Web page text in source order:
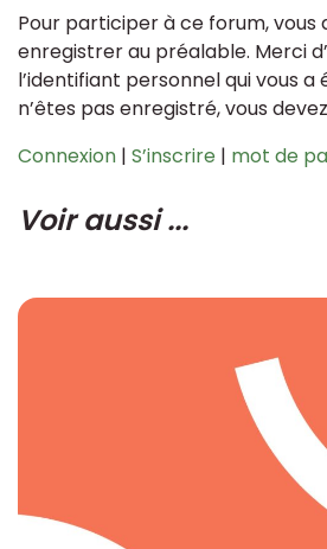
Pour participer à ce forum, vous
enregistrer au préalable. Merci
l’identifiant personnel qui vous a
n’êtes pas enregistré, vous
Connexion | S’inscrire | mot de
Voir aussi ...